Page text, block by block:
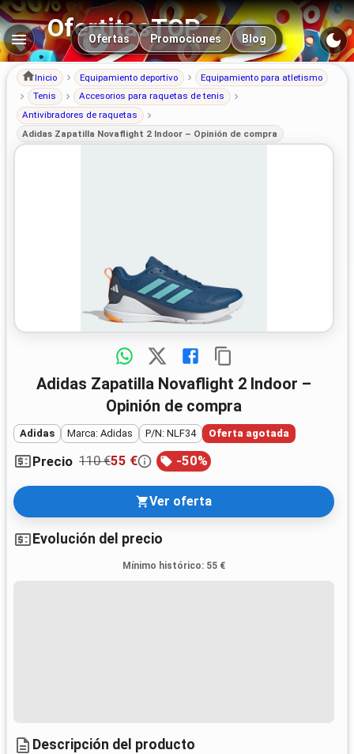
OfertitasTOP
Navegación principal
Ofertas Promociones Blog
Inicio Equipamiento deportivo
Equipamiento para atletismo
Tenis
Accesorios para raquetas de tenis
Antivibradores de raquetas
Adidas Zapatilla Novaflight 2 Indoor – Opinión de compra
Adidas Zapatilla Novaflight 2 Indoor –
Opinión de compra
Adidas Marca: Adidas P/N: NLF34 Oferta agotada
Precio 110 €55 € -50%
Ver oferta
Evolución del precio
Mínimo histórico: 55 €
Descripción del producto